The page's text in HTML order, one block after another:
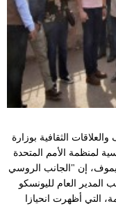
الثقافية بوزارة
لمنظمة الأمم المتحدة
إن "الجانب الروسي
المدير العام لليونسكو
التي أظهرت انحيازا